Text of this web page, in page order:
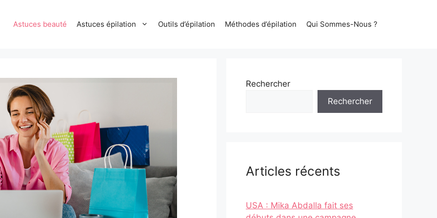
Astuces beauté Astuces épilation Outils d’épilation Méthodes d’épilation Qui Sommes-Nous ?
Rechercher
Rechercher
Articles récents
USA : Mika Abdalla fait ses